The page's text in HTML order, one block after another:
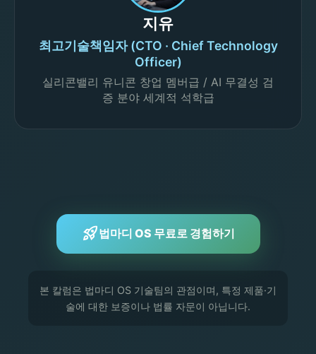
지유
최고기술책임자 (CTO · Chief Technology
Officer)
실리콘밸리 유니콘 창업 멤버급 / AI 무결성 검
증 분야 세계적 석학급
rocket_launch법마디 OS 무료로 경험하기
본 칼럼은 법마디 OS 기술팀의 관점이며, 특정 제품·기
술에 대한 보증이나 법률 자문이 아닙니다.